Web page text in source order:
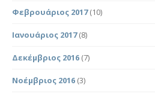
Φεβρουάριος 2017(10)
Ιανουάριος 2017(8)
Δεκέμβριος 2016 (7)
Νοέμβριος 2016 (3)